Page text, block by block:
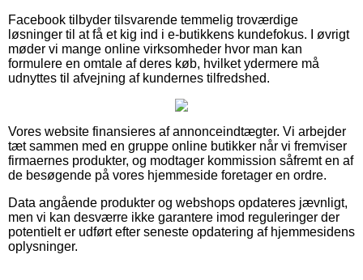
Facebook tilbyder tilsvarende temmelig troværdige
løsninger til at få et kig ind i e-butikkens kundefokus. I øvrigt
møder vi mange online virksomheder hvor man kan
formulere en omtale af deres køb, hvilket ydermere må
udnyttes til afvejning af kundernes tilfredshed.
Vores website finansieres af annonceindtægter. Vi arbejder
tæt sammen med en gruppe online butikker når vi fremviser
firmaernes produkter, og modtager kommission såfremt en af
de besøgende på vores hjemmeside foretager en ordre.
Data angående produkter og webshops opdateres jævnligt,
men vi kan desværre ikke garantere imod reguleringer der
potentielt er udført efter seneste opdatering af hjemmesidens
oplysninger.